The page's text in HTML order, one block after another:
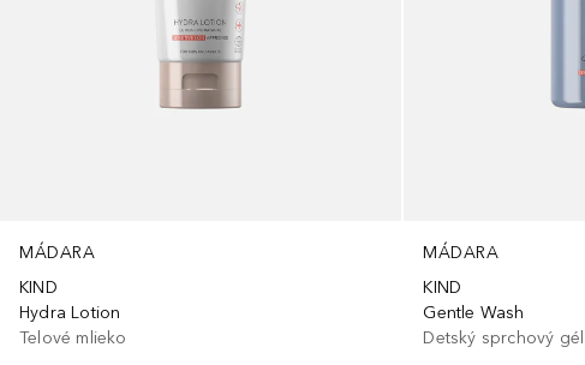
MÁDARA
KIND
Hydra Lotion
Telové mlieko
MÁDARA
KIND
Gentle Wash
Detský sprchový gél